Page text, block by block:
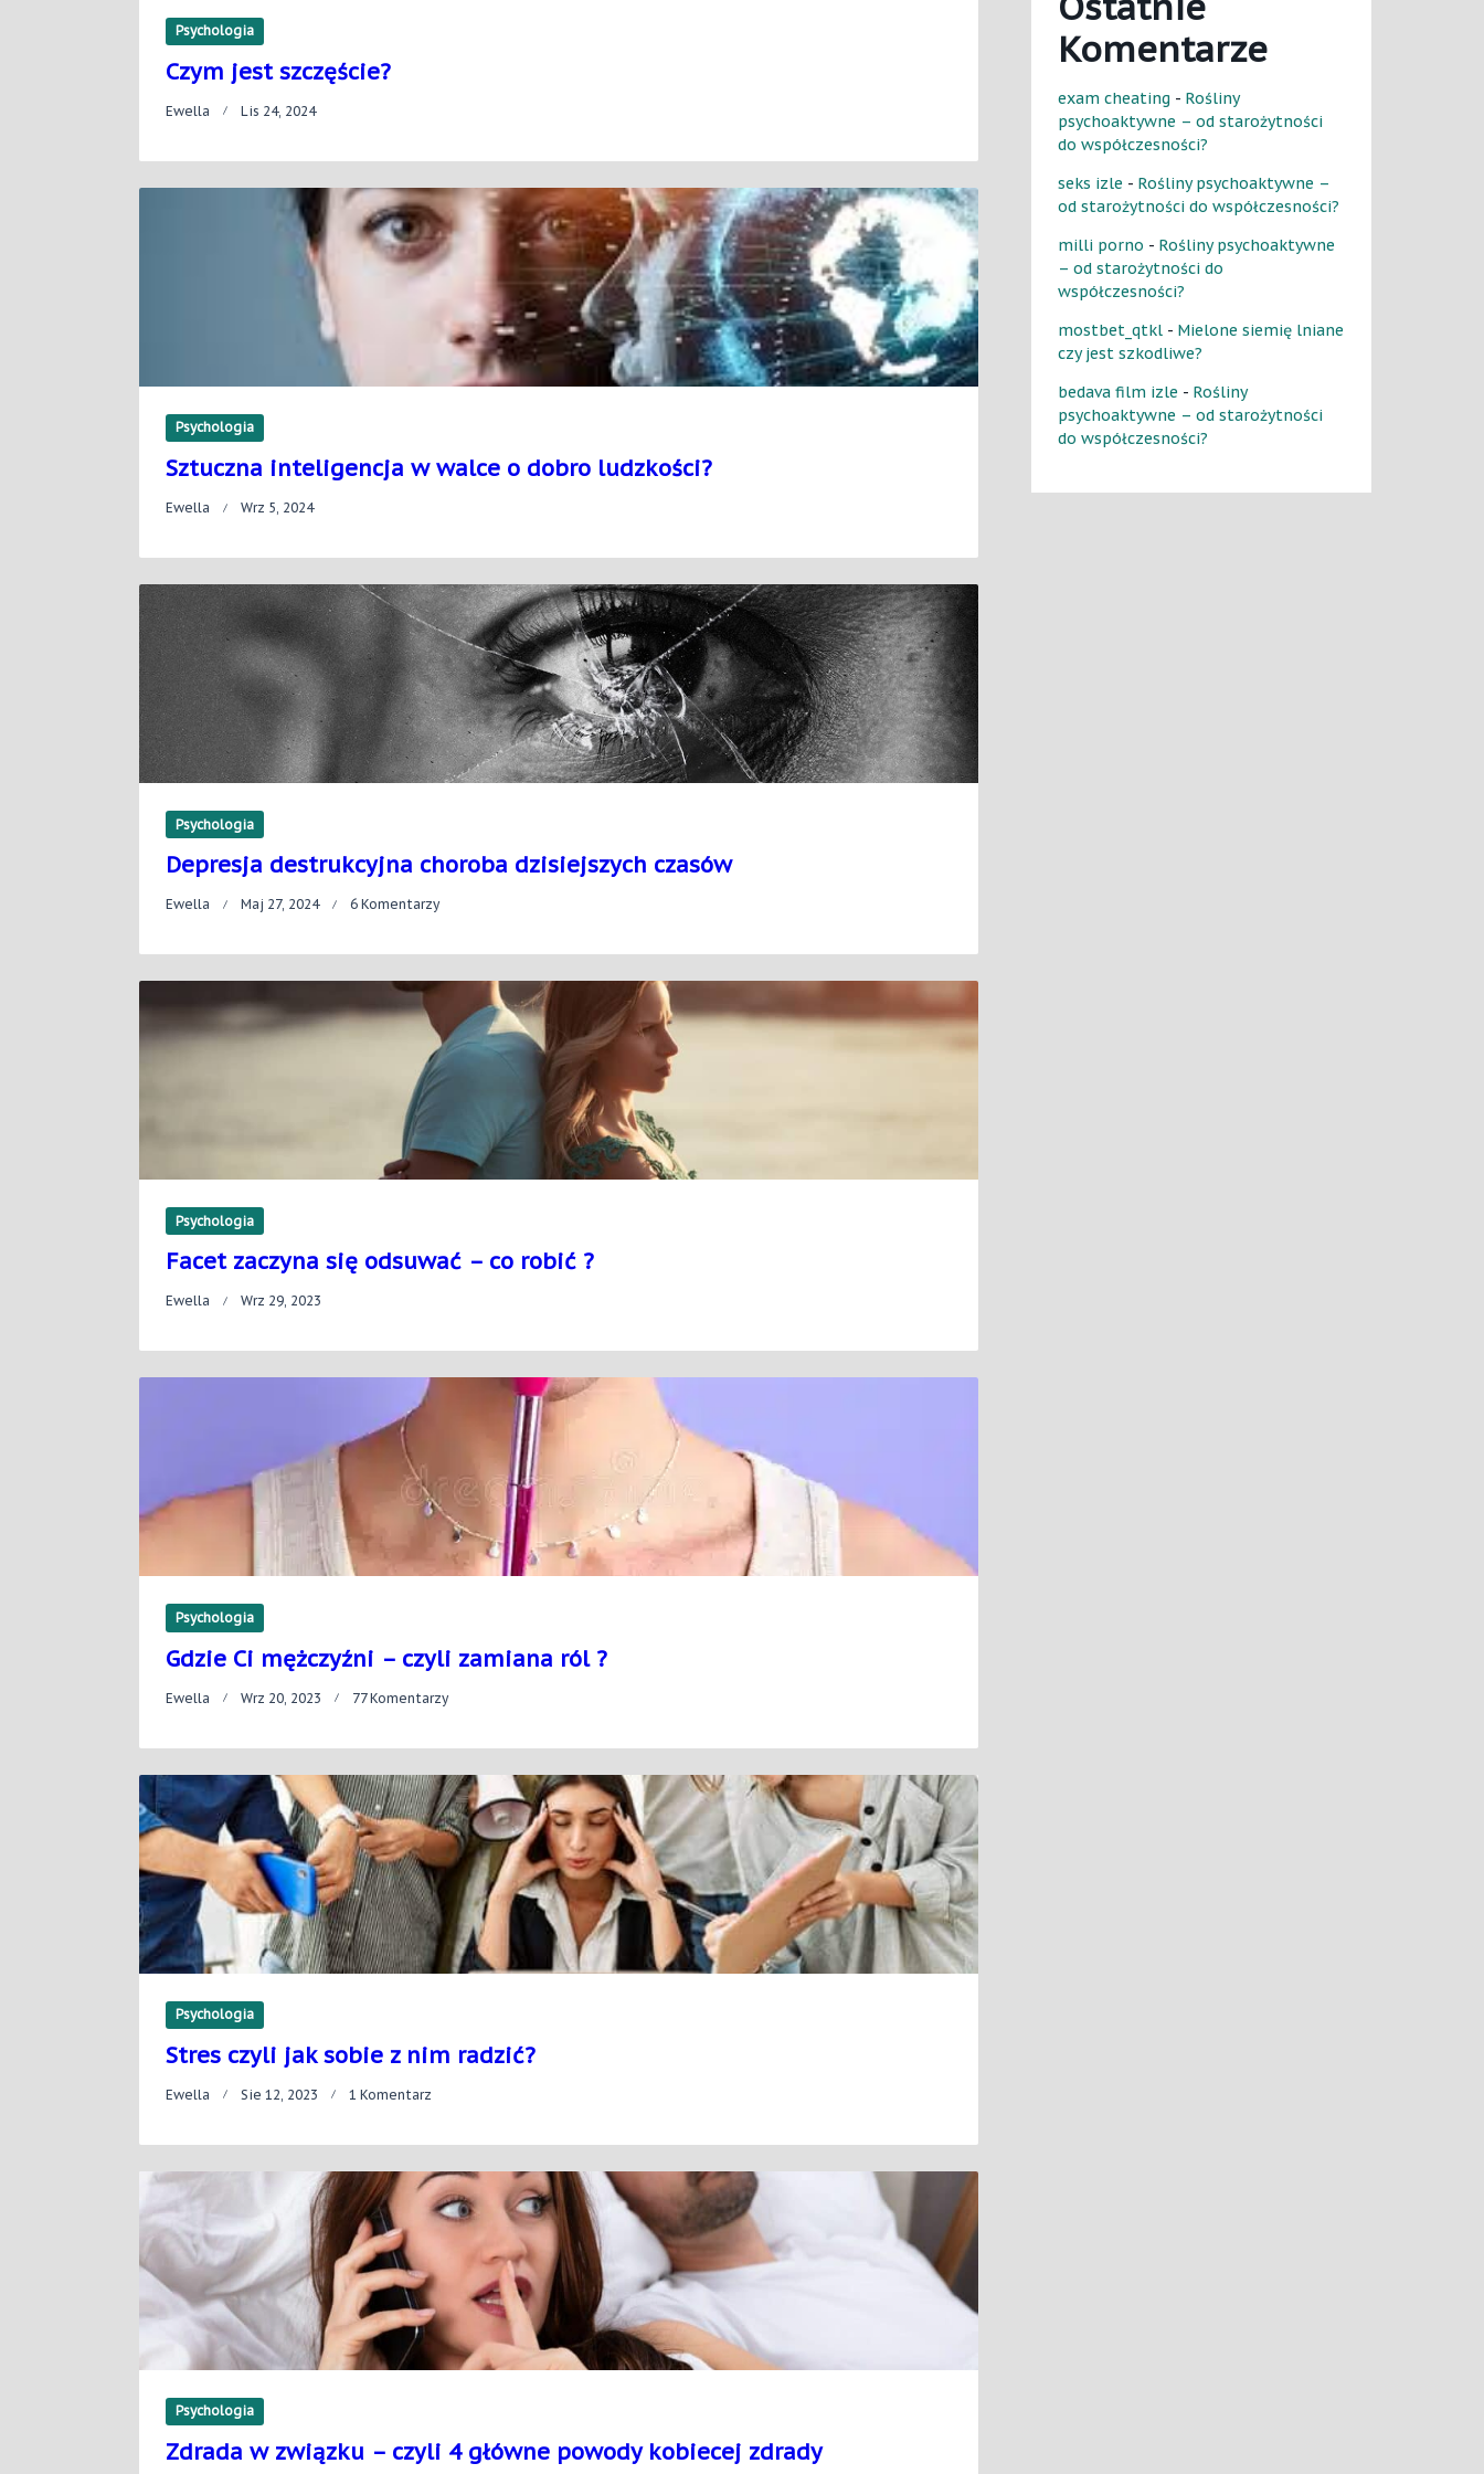
Psychologia
Czym jest szczęście?
Ewella Lis 24, 2024
Psychologia
Sztuczna inteligencja w walce o dobro ludzkości?
Ewella Wrz 5, 2024
Psychologia
Depresja destrukcyjna choroba dzisiejszych czasów
Ewella Maj 27, 2024 6 KomentarzyDo
Dzisiejszych
Czasów
Psychologia
Facet zaczyna się odsuwać – co robić ?
Ewella Wrz 29, 2023
Psychologia
Gdzie Ci mężczyźni – czyli zamiana ról ?
Ewella Wrz 20, 2023 77 KomentarzyDo
–
Czyli
Zamiana
Ról
Psychologia
Stres czyli jak sobie z nim radzić?
Ewella Sie 12, 2023 1 Komentarz
Sobie
Z
Nim
Radzić?
Psychologia
Zdrada w związku – czyli 4 główne powody kobiecej zdrady
Komentarze
exam cheating - Rośliny
psychoaktywne – od starożytności
do współczesności?
seks izle - Rośliny psychoaktywne –
od starożytności do współczesności?
milli porno - Rośliny psychoaktywne
– od starożytności do
współczesności?
mostbet_qtkl - Mielone siemię lniane
czy jest szkodliwe?
bedava film izle - Rośliny
psychoaktywne – od starożytności
do współczesności?